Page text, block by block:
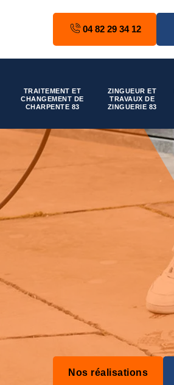
04 82 29 34 12
TRAITEMENT ET
CHANGEMENT DE
CHARPENTE 83
ZINGUEUR ET
TRAVAUX DE
ZINGUERIE 83
Nos réalisations